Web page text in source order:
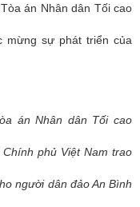
án Nhân dân Tối cao
mừng sự phát triển của
án Nhân dân Tối cao
phủ Việt Nam trao
người dân đảo An Bình